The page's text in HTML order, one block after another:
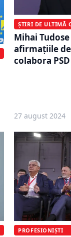
ȘTIRI DE ULTIMĂ
Mihai
afirmațiile
colabora
27 august 2024
PROFESIONIȘTI